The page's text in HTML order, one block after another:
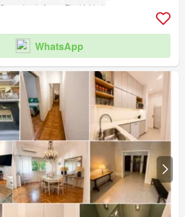
Gas natural Agua Electricidad
WhatsApp